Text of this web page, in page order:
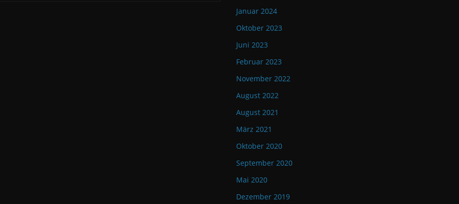
Januar 2024
Oktober 2023
Juni 2023
Februar 2023
November 2022
August 2022
August 2021
März 2021
Oktober 2020
September 2020
Mai 2020
Dezember 2019